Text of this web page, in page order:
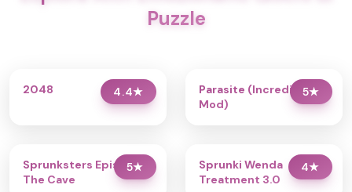
Puzzle
4.4★
2048 5★
Parasite (Incredibox
Mod)
5★
Sprunksters Episode 2:
The Cave
4★
Sprunki Wenda
Treatment 3.0